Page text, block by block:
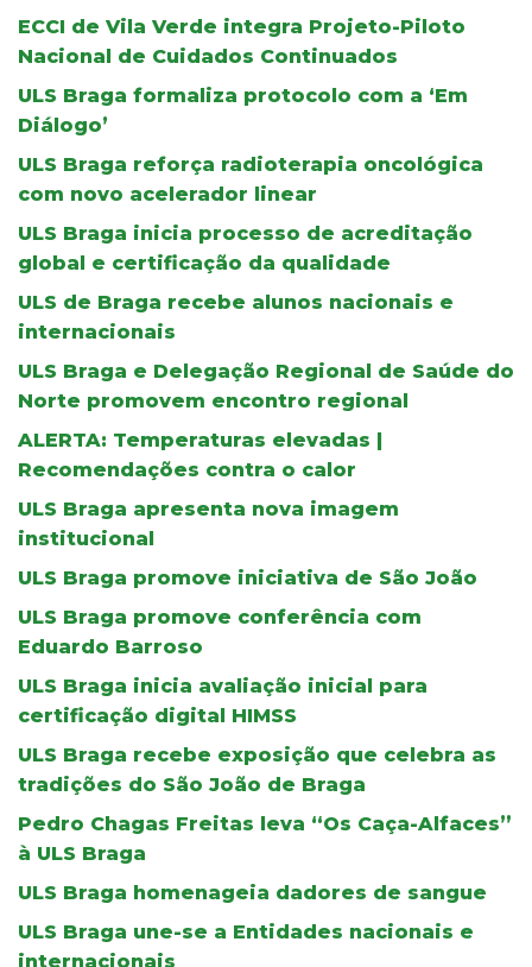
ECCI de Vila Verde integra Projeto-Piloto
Nacional de Cuidados Continuados
ULS Braga formaliza protocolo com a ‘Em
Diálogo’
ULS Braga reforça radioterapia oncológica
com novo acelerador linear
ULS Braga inicia processo de acreditação
global e certificação da qualidade
ULS de Braga recebe alunos nacionais e
internacionais
ULS Braga e Delegação Regional de Saúde do
Norte promovem encontro regional
ALERTA: Temperaturas elevadas |
Recomendações contra o calor
ULS Braga apresenta nova imagem
institucional
ULS Braga promove iniciativa de São João
ULS Braga promove conferência com
Eduardo Barroso
ULS Braga inicia avaliação inicial para
certificação digital HIMSS
ULS Braga recebe exposição que celebra as
tradições do São João de Braga
Pedro Chagas Freitas leva “Os Caça-Alfaces”
à ULS Braga
ULS Braga homenageia dadores de sangue
ULS Braga une-se a Entidades nacionais e
internacionais